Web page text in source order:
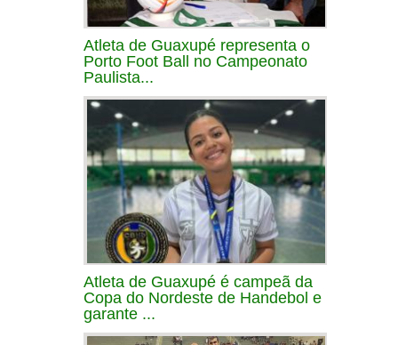
Atleta de Guaxupé representa o
Porto Foot Ball no Campeonato
Paulista...
Atleta de Guaxupé é campeã da
Copa do Nordeste de Handebol e
garante ...